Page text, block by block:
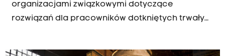
organizacjami związkowymi dotyczące
rozwiązań dla pracowników dotkniętych trwałym